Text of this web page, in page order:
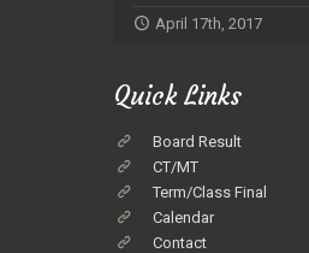
April 17th, 2017
Quick Links
Board Result
CT/MT
Term/Class Final
Calendar
Contact